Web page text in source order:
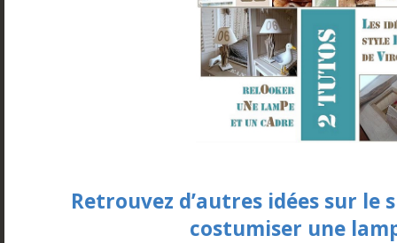
Retrouvez d’autres idées sur le
costumiser une